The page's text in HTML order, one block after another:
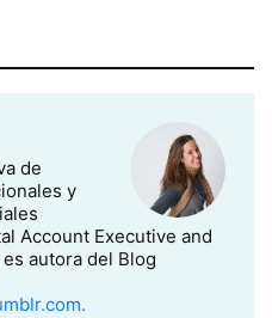
de
y
Account Executive and
autora del Blog